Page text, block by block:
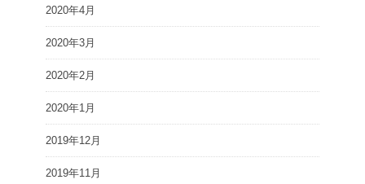
2020年4月
2020年3月
2020年2月
2020年1月
2019年12月
2019年11月